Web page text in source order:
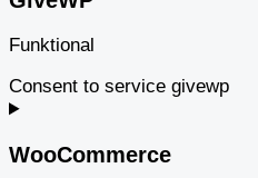
Funktional
Consent to service givewp
WooCommerce